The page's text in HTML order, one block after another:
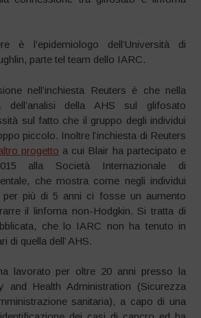
è l’epidemiologo dell’Università di
parte tel team dello IARC.
nell’inchiesta Reuters è che nella
dell’analisi della AHS sul glifosato
sul fatto che il gruppo degli individui
piccolo. Inoltre l’inchiesta di Reuters
progetto a cui Blair ha partecipato e
alla Società Internazionale di
che mostra come negli individui
più di 5 anni ci fosse un aumento
il linfoma non-Hodgkin. Si tratta di
che lo IARC non ha tenuto in
di quella dell’ AHS.
lavorato per oltre 20 anni presso la
and Health Administration (Sicurezza
sanitaria), a capo di una